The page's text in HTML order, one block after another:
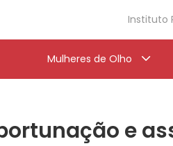
Instituto
Mulheres de Olho
e